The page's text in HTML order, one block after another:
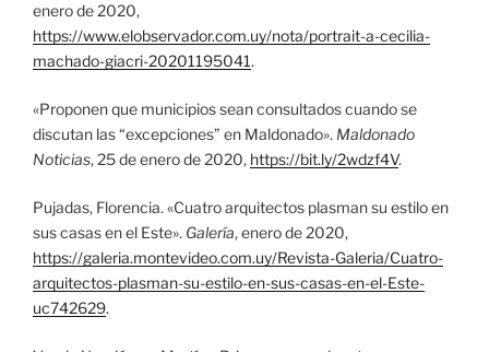
enero de 2020,
https://www.elobservador.com.uy/nota/portrait-a-cecilia-
machado-giacri-20201195041.
«Proponen que municipios sean consultados cuando se
discutan las “excepciones” en Maldonado». Maldonado
Noticias, 25 de enero de 2020, https://bit.ly/2wdzf4V.
Pujadas, Florencia. «Cuatro arquitectos plasman su estilo en
sus casas en el Este». Galería, enero de 2020,
https://galeria.montevideo.com.uy/Revista-Galeria/Cuatro-
arquitectos-plasman-su-estilo-en-sus-casas-en-el-Este-
uc742629.